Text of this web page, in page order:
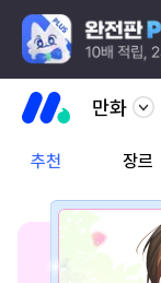
만화
추천 장르